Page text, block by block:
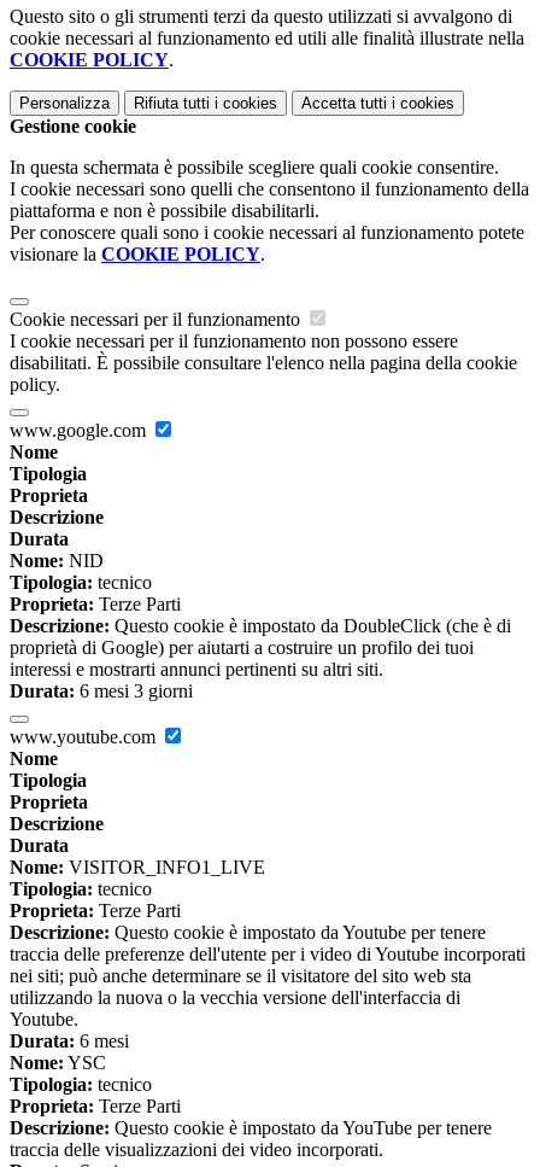
Questo sito o gli strumenti terzi da questo utilizzati si avvalgono di
cookie necessari al funzionamento ed utili alle finalità illustrate nella
COOKIE POLICY.
Personalizza Rifiuta tutti i cookies Accetta tutti i cookies
Gestione cookie
In questa schermata è possibile scegliere quali cookie consentire.
I cookie necessari sono quelli che consentono il funzionamento della
piattaforma e non è possibile disabilitarli.
Per conoscere quali sono i cookie necessari al funzionamento potete
visionare la COOKIE POLICY.
Cookie necessari per il funzionamento
I cookie necessari per il funzionamento non possono essere
disabilitati. È possibile consultare l'elenco nella pagina della cookie
policy.
www.google.com
Nome
Tipologia
Proprieta
Descrizione
Durata
Nome: NID
Tipologia: tecnico
Proprieta: Terze Parti
Descrizione: Questo cookie è impostato da DoubleClick (che è di
proprietà di Google) per aiutarti a costruire un profilo dei tuoi
interessi e mostrarti annunci pertinenti su altri siti.
Durata: 6 mesi 3 giorni
www.youtube.com
Nome
Tipologia
Proprieta
Descrizione
Durata
Nome: VISITOR_INFO1_LIVE
Tipologia: tecnico
Proprieta: Terze Parti
Descrizione: Questo cookie è impostato da Youtube per tenere
traccia delle preferenze dell'utente per i video di Youtube incorporati
nei siti; può anche determinare se il visitatore del sito web sta
utilizzando la nuova o la vecchia versione dell'interfaccia di
Youtube.
Durata: 6 mesi
Nome: YSC
Tipologia: tecnico
Proprieta: Terze Parti
Descrizione: Questo cookie è impostato da YouTube per tenere
traccia delle visualizzazioni dei video incorporati.